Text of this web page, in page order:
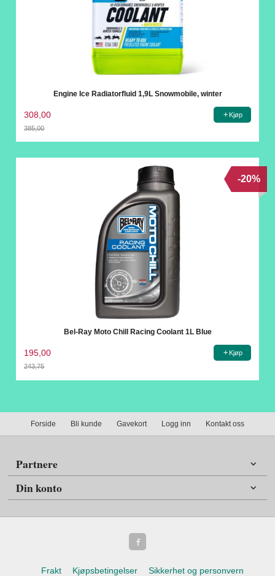
Engine Ice Radiatorfluid 1,9L Snowmobile, winter
308,00
385,00
Kjøp
Bel-Ray Moto Chill Racing Coolant 1L Blue
195,00
243,75
-20%
Kjøp
Forside Bli kunde Gavekort Logg inn Kontakt oss
Partnere
Din konto
Frakt Kjøpsbetingelser Sikkerhet og personvern